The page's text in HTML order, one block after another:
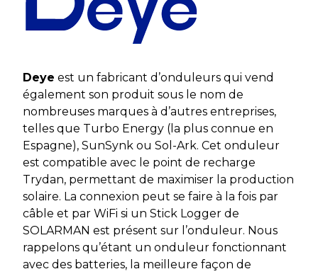
Deye est un fabricant d’onduleurs qui vend
également son produit sous le nom de
nombreuses marques à d’autres entreprises,
telles que Turbo Energy (la plus connue en
Espagne), SunSynk ou Sol-Ark. Cet onduleur
est compatible avec le point de recharge
Trydan, permettant de maximiser la production
solaire. La connexion peut se faire à la fois par
câble et par WiFi si un Stick Logger de
SOLARMAN est présent sur l’onduleur. Nous
rappelons qu’étant un onduleur fonctionnant
avec des batteries, la meilleure façon de